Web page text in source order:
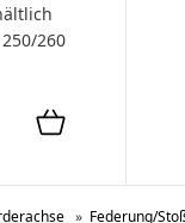
260
» Federung/